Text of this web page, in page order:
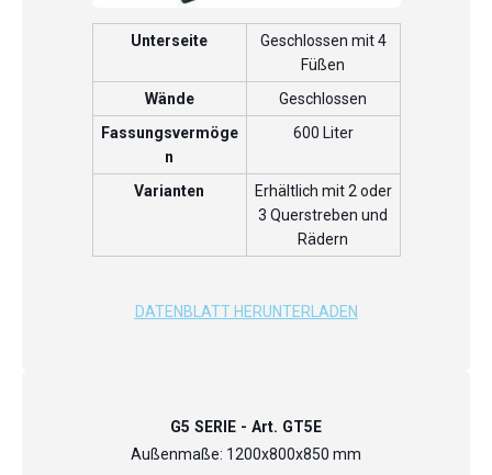
Unterseite
Geschlossen mit 4
Füßen
Wände
Geschlossen
Fassungsvermöge
n
600 Liter
Varianten
Erhältlich mit 2 oder
3 Querstreben und
Rädern
DATENBLATT HERUNTERLADEN
G5 SERIE - Art. GT5E
Außenmaße: 1200x800x850 mm